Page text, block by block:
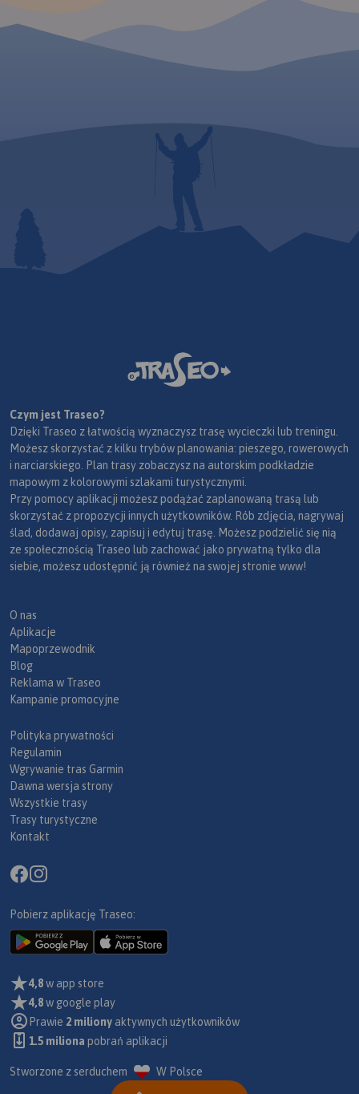
Czym jest Traseo?
Dzięki Traseo z łatwością wyznaczysz trasę wycieczki lub treningu.
Możesz skorzystać z kilku trybów planowania: pieszego, rowerowych
i narciarskiego. Plan trasy zobaczysz na autorskim podkładzie
mapowym z kolorowymi szlakami turystycznymi.
Przy pomocy aplikacji możesz podążać zaplanowaną trasą lub
skorzystać z propozycji innych użytkowników. Rób zdjęcia, nagrywaj
ślad, dodawaj opisy, zapisuj i edytuj trasę. Możesz podzielić się nią
ze społecznością Traseo lub zachować jako prywatną tylko dla
siebie, możesz udostępnić ją również na swojej stronie www!
O nas
Aplikacje
Mapoprzewodnik
Blog
Reklama w Traseo
Kampanie promocyjne
Polityka prywatności
Regulamin
Wgrywanie tras Garmin
Dawna wersja strony
Wszystkie trasy
Trasy turystyczne
Kontakt
Pobierz aplikację Traseo:
4,8w app store
4,8w google play
Prawie 2 miliony aktywnych użytkowników
1.5 miliona pobrań aplikacji
Stworzone z serduchem W Polsce